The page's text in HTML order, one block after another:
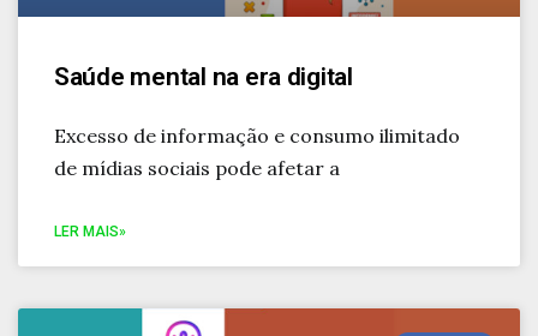
Saúde mental na era digital
Excesso de informação e consumo ilimitado
de mídias sociais pode afetar a
LER MAIS»